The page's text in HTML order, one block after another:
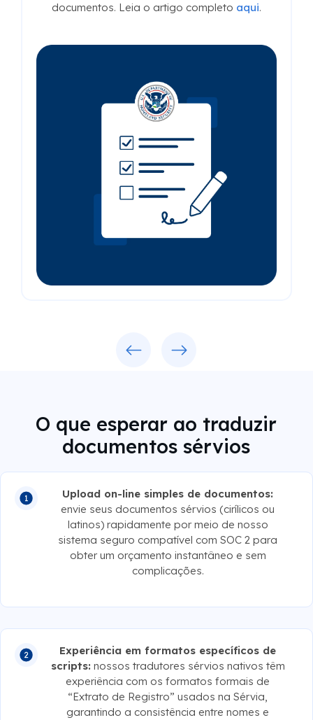
documentos. Leia o artigo completo aqui.
O que esperar ao traduzir
documentos sérvios
Upload on-line simples de documentos:
envie seus documentos sérvios (cirílicos ou
latinos) rapidamente por meio de nosso
sistema seguro compatível com SOC 2 para
obter um orçamento instantâneo e sem
complicações.
Experiência em formatos específicos de
scripts: nossos tradutores sérvios nativos têm
experiência com os formatos formais de
“Extrato de Registro” usados na Sérvia,
garantindo a consistência entre nomes e